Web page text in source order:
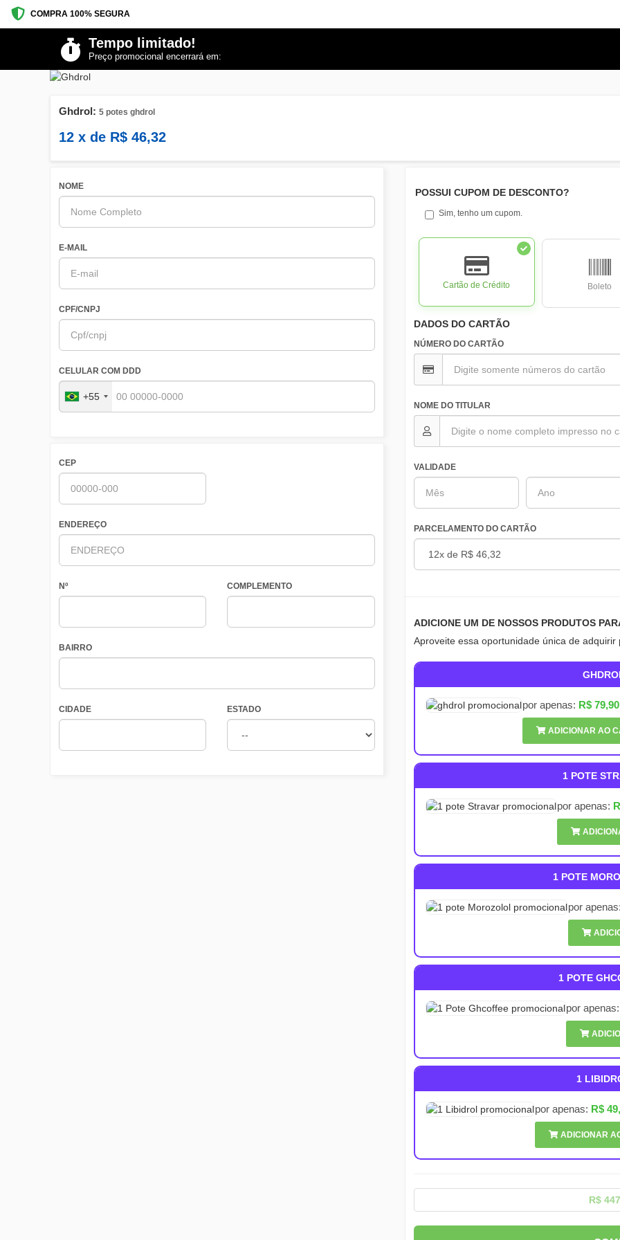
COMPRA 100% SEGURA
Tempo limitado!
Preço promocional encerrará em:
Ghdrol: 5 potes ghdrol
12 x de R$ 46,32
NOME
E-MAIL
CPF/CNPJ
CELULAR COM DDD
+55
CEP
ENDEREÇO
Nº COMPLEMENTO
BAIRRO
CIDADE ESTADO
POSSUI CUPOM DE DESCONTO?
Sim, tenho um cupom.
Cartão de Crédito Boleto
DADOS DO CARTÃO
NÚMERO DO CARTÃO
NOME DO TITULAR
VALIDADE
PARCELAMENTO DO CARTÃO
ADICIONE UM DE NOSSOS PRODUTOS
Aproveite essa oportunidade única de
por apenas: R$ 79,90
ADICIONAR AO
1 POTE
por apenas:
1 POTE
por
1 POTE
por
1
por apenas: R$
ADICIONAR
R$